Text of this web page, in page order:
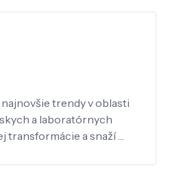
trendy v oblasti
a laboratórnych
a snaží …